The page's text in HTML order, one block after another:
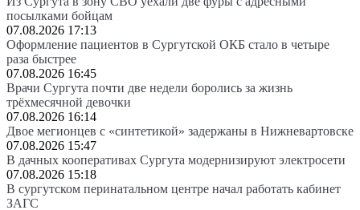
посылками бойцам
07.08.2026 17:13
Оформление пациентов в Сургутской ОКБ стало в четыре
раза быстрее
07.08.2026 16:45
Врачи Сургута почти две недели боролись за жизнь
трёхмесячной девочки
07.08.2026 16:14
Двое мегионцев с «синтетикой» задержаны в Нижневартовске
07.08.2026 15:47
В дачных кооперативах Сургута модернизируют электросети
07.08.2026 15:18
В сургутском перинатальном центре начал работать кабинет
ЗАГС